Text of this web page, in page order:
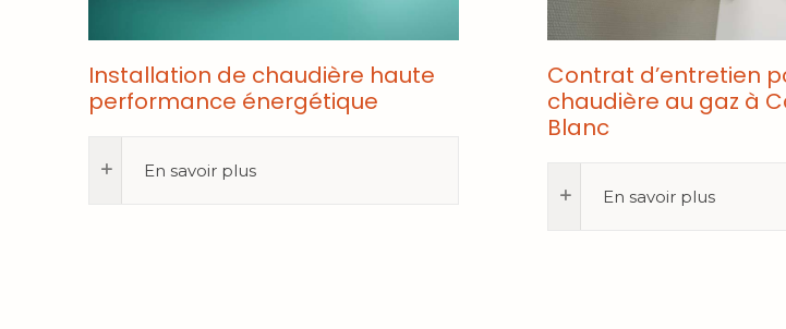
Installation de chaudière haute
performance énergétique
En savoir plus
Contrat d’entretien
chaudière au gaz à
Blanc
En savoir plus